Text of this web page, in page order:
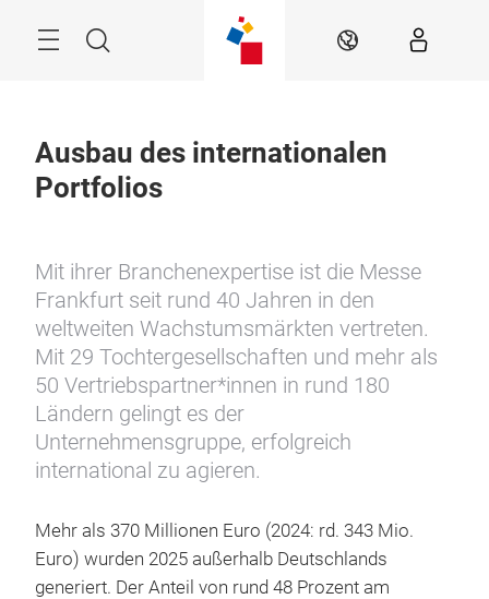
Suche DE
Ausbau des internationalen
Portfolios
Mit ihrer Branchenexpertise ist die Messe
Frankfurt seit rund 40 Jahren in den
weltweiten Wachstumsmärkten vertreten.
Mit 29 Tochtergesellschaften und mehr als
50 Vertriebspartner*innen in rund 180
Ländern gelingt es der
Unternehmensgruppe, erfolgreich
international zu agieren.
Mehr als 370 Millionen Euro (2024: rd. 343 Mio.
Euro) wurden 2025 außerhalb Deutschlands
generiert. Der Anteil von rund 48 Prozent am